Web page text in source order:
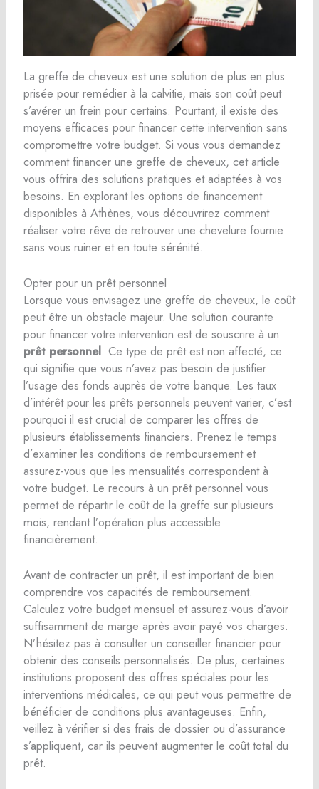
La greffe de cheveux est une solution de plus en plus
prisée pour remédier à la calvitie, mais son coût peut
s’avérer un frein pour certains. Pourtant, il existe des
moyens efficaces pour financer cette intervention sans
compromettre votre budget. Si vous vous demandez
comment financer une greffe de cheveux, cet article
vous offrira des solutions pratiques et adaptées à vos
besoins. En explorant les options de financement
disponibles à Athènes, vous découvrirez comment
réaliser votre rêve de retrouver une chevelure fournie
sans vous ruiner et en toute sérénité.
Opter pour un prêt personnel
Lorsque vous envisagez une greffe de cheveux, le coût
peut être un obstacle majeur. Une solution courante
pour financer votre intervention est de souscrire à un
prêt personnel. Ce type de prêt est non affecté, ce
qui signifie que vous n’avez pas besoin de justifier
l’usage des fonds auprès de votre banque. Les taux
d’intérêt pour les prêts personnels peuvent varier, c’est
pourquoi il est crucial de comparer les offres de
plusieurs établissements financiers. Prenez le temps
d’examiner les conditions de remboursement et
assurez-vous que les mensualités correspondent à
votre budget. Le recours à un prêt personnel vous
permet de répartir le coût de la greffe sur plusieurs
mois, rendant l’opération plus accessible
financièrement.
Avant de contracter un prêt, il est important de bien
comprendre vos capacités de remboursement.
Calculez votre budget mensuel et assurez-vous d’avoir
suffisamment de marge après avoir payé vos charges.
N’hésitez pas à consulter un conseiller financier pour
obtenir des conseils personnalisés. De plus, certaines
institutions proposent des offres spéciales pour les
interventions médicales, ce qui peut vous permettre de
bénéficier de conditions plus avantageuses. Enfin,
veillez à vérifier si des frais de dossier ou d’assurance
s’appliquent, car ils peuvent augmenter le coût total du
prêt.